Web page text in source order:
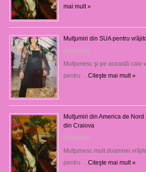
mai mult »
Mulţumiri din SUA pentru
08/08/2026
Mulţumesc şi pe această cale
pentru … Citeşte mai mult »
Mulţumiri din America de
din Craiova
07/08/2026
Mulţumesc mult doamnei
pentru … Citeşte mai mult »